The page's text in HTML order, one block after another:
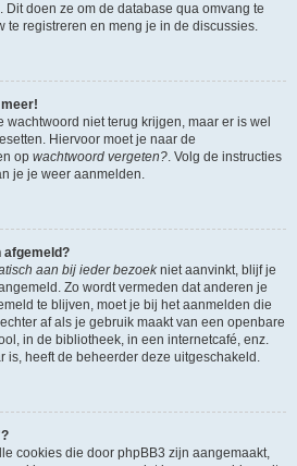
doen ze om de database qua omvang te
te registreren en meng je in de discussies.
niet terug krijgen, maar er is wel
Hiervoor moet je naar de
op wachtwoord vergeten?. Volg de instructies
je je weer aanmelden.
afgemeld?
aan bij ieder bezoekniet aanvinkt, blijf je
Zo wordt vermeden dat anderen je
te blijven, moet je bij het aanmelden die
af als je gebruik maakt van een openbare
in de bibliotheek, in een internetcafé, enz.
is, heeft de beheerder deze uitgeschakeld.
cookies die door phpBB3 zijn aangemaakt,